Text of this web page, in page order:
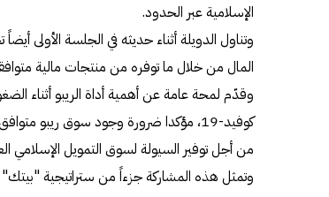
الإسلامية عبر الحدود.
وتناول الدويلة أثناء حديثه في الجلسة الأولى
المال من خلال ما توفره من منتجات مالية
وقدّم لمحة عامة عن أهمية أداة الريبو أثناء
كوفيد-19، مؤكدا ضرورة وجود سوق ريبو
من أجل توفير السيولة لسوق التمويل الإسلامي
وتمثل هذه المشاركة جزءاً من ستراتيجية "بيتك"